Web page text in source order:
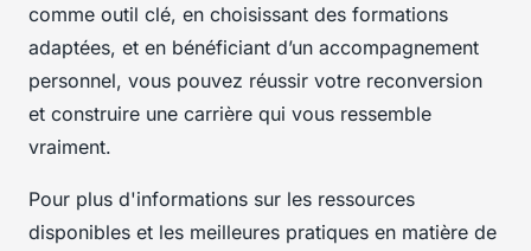
comme outil clé, en choisissant des formations
adaptées, et en bénéficiant d’un accompagnement
personnel, vous pouvez réussir votre reconversion
et construire une carrière qui vous ressemble
vraiment.
Pour plus d'informations sur les ressources
disponibles et les meilleures pratiques en matière de